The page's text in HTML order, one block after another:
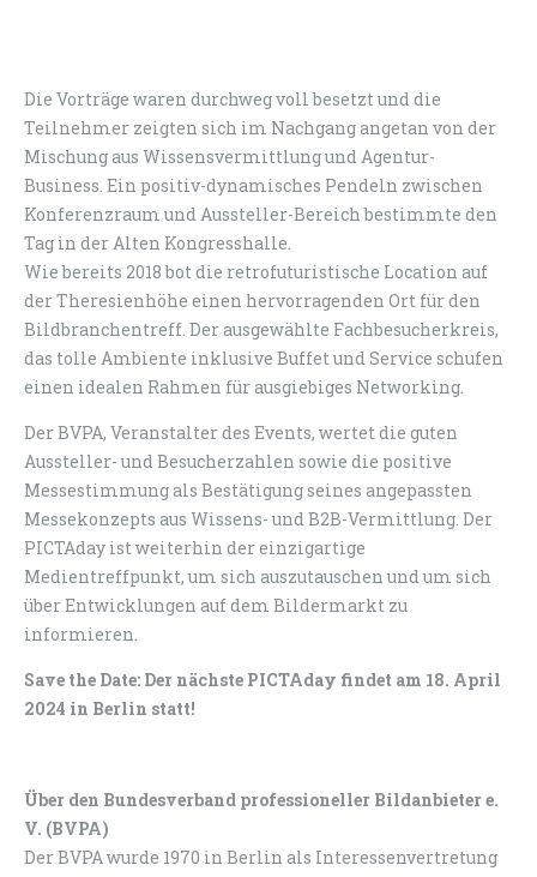
Die Vorträge waren durchweg voll besetzt und die
Teilnehmer zeigten sich im Nachgang angetan von der
Mischung aus Wissensvermittlung und Agentur-
Business. Ein positiv-dynamisches Pendeln zwischen
Konferenzraum und Aussteller-Bereich bestimmte den
Tag in der Alten Kongresshalle.
Wie bereits 2018 bot die retrofuturistische Location auf
der Theresienhöhe einen hervorragenden Ort für den
Bildbranchentreff. Der ausgewählte Fachbesucherkreis,
das tolle Ambiente inklusive Buffet und Service schufen
einen idealen Rahmen für ausgiebiges Networking.
Der BVPA, Veranstalter des Events, wertet die guten
Aussteller- und Besucherzahlen sowie die positive
Messestimmung als Bestätigung seines angepassten
Messekonzepts aus Wissens- und B2B-Vermittlung. Der
PICTAday ist weiterhin der einzigartige
Medientreffpunkt, um sich auszutauschen und um sich
über Entwicklungen auf dem Bildermarkt zu
informieren.
Save the Date: Der nächste PICTAday findet am 18. April
2024 in Berlin statt!
Über den Bundesverband professioneller Bildanbieter e.
V. (BVPA)
Der BVPA wurde 1970 in Berlin als Interessenvertretung